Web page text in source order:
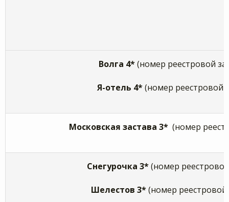
Волга 4*(номер реестровой
Я-отель 4*(номер реестровой
Московская застава 3* (номер
Снегурочка 3*(номер
Шелестов 3*(номер реестровой